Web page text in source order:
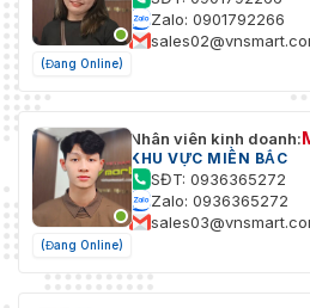
(Đang Online)
Zalo: 0901792266
(Đang Online)
Nhân viên kinh doanh:
KHU VỰC MIỀN BẮC
SĐT: 0936365272
Zalo: 0936365272